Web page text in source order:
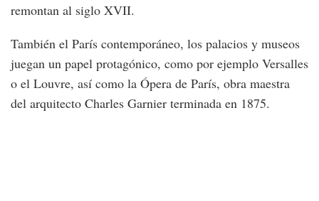
remontan al siglo XVII.
También el París contemporáneo, los palacios y museos
juegan un papel protagónico, como por ejemplo Versalles
o el Louvre, así como la Ópera de París, obra maestra
del arquitecto Charles Garnier terminada en 1875.